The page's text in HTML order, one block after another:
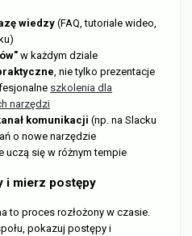
wiedzy(FAQ, tutoriale wideo,
w każdym dziale
, nie tylko prezentacje
szkolenia dla
narzędzi
komunikacji (np. na Slacku
o nowe narzędzie
uczą się w różnym tempie
i mierz postępy
to proces rozłożony w czasie.
pokazuj postępy i